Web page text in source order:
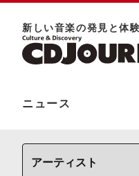
新しい⾳楽の発⾒と体
ニュース